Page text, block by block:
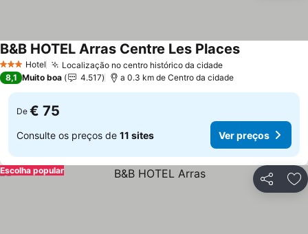
3 EstrelasHotel Localização no centro histórico da cidade
B&B HOTEL Arras Centre Les Places
8,1 Muito boa 4.517 a 0.3 km de Centro da cidade
De € 75
Consulte os preços de 11 sites Ver preços
Partilhar
Escolha popular